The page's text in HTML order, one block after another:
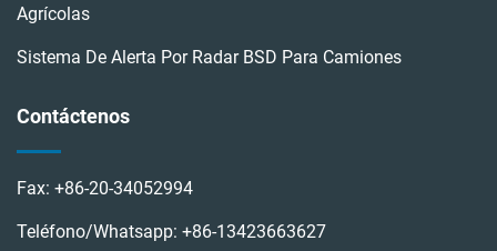
Agrícolas
Sistema De Alerta Por Radar BSD Para Camiones
Contáctenos
Fax: +86-20-34052994
Teléfono/Whatsapp: +86-13423663627